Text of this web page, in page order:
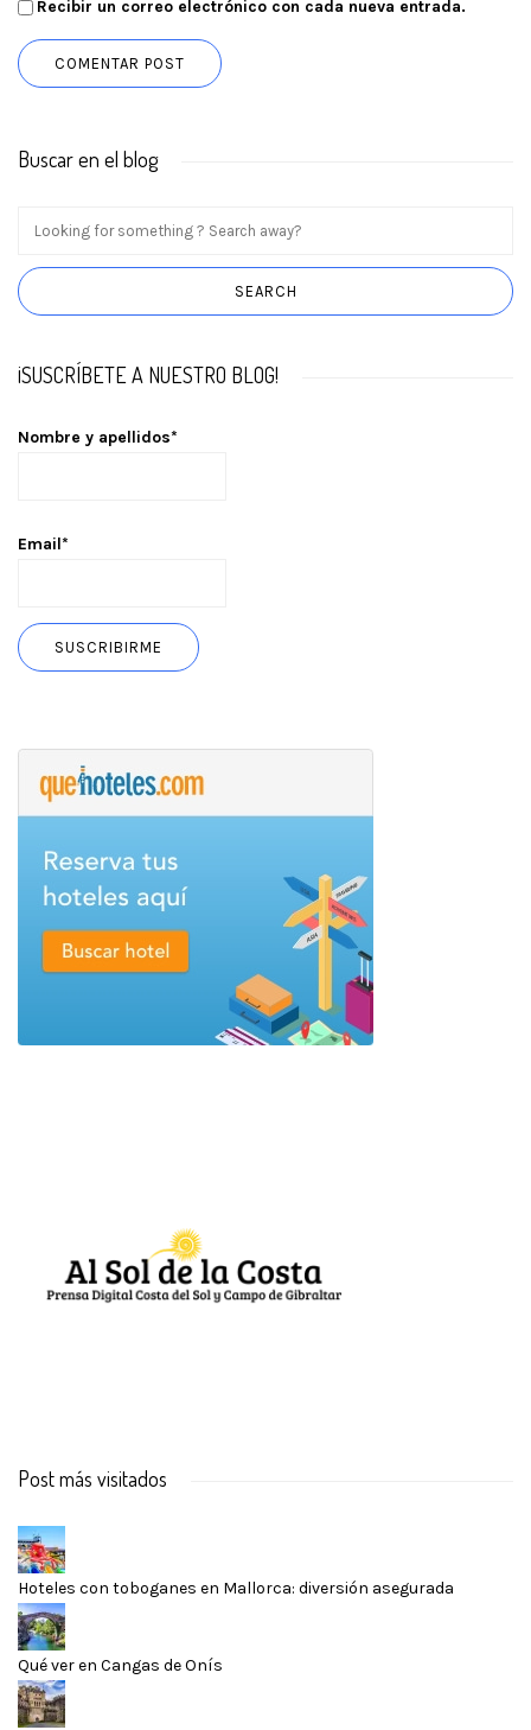
Recibir un correo electrónico con cada nueva entrada.
Buscar en el blog
¡SUSCRÍBETE A NUESTRO BLOG!
Nombre y apellidos*
Email*
Post más visitados
Hoteles con toboganes en Mallorca: diversión asegurada
Qué ver en Cangas de Onís